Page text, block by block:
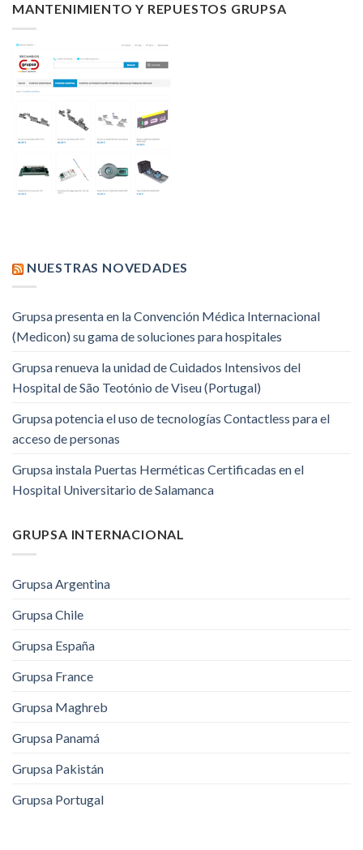
MANTENIMIENTO Y REPUESTOS GRUPSA
NUESTRAS NOVEDADES
Grupsa presenta en la Convención Médica Internacional
(Medicon) su gama de soluciones para hospitales
Grupsa renueva la unidad de Cuidados Intensivos del
Hospital de São Teotónio de Viseu (Portugal)
Grupsa potencia el uso de tecnologías Contactless para el
acceso de personas
Grupsa instala Puertas Herméticas Certificadas en el
Hospital Universitario de Salamanca
GRUPSA INTERNACIONAL
Grupsa Argentina
Grupsa Chile
Grupsa España
Grupsa France
Grupsa Maghreb
Grupsa Panamá
Grupsa Pakistán
Grupsa Portugal